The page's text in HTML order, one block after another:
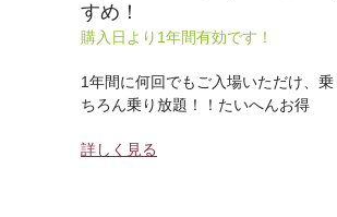
すめ！
購入日より1年間有効です！
1年間に何回でもご入場いただけ、乗
ちろん乗り放題！！たいへんお得
詳しく見る